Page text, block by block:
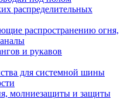
распределительных
распространению огня,
и рукавов
для системной шины
молниезащиты и защиты